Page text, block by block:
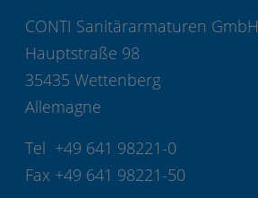
CONTI Sanitärarmaturen GmbH
Hauptstraße 98
35435 Wettenberg
Allemagne
Tel +49 641 98221-0
Fax +49 641 98221-50